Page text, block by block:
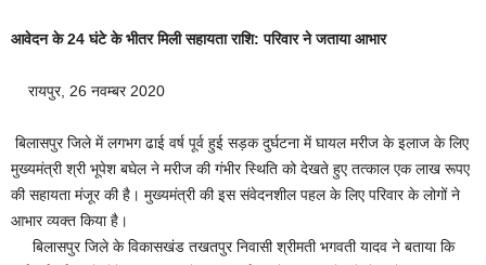
आवेदन के 24 घंटे के भीतर मिली सहायता राशि: परिवार ने जताया आभार
रायपुर, 26 नवम्बर 2020
बिलासपुर जिले में लगभग ढाई वर्ष पूर्व हुई सड़क दुर्घटना में घायल मरीज के इलाज के लिए
मुख्यमंत्री श्री भूपेश बघेल ने मरीज की गंभीर स्थिति को देखते हुए तत्काल एक लाख रूपए
की सहायता मंजूर की है। मुख्यमंत्री की इस संवेदनशील पहल के लिए परिवार के लोगों ने
आभार व्यक्त किया है।
बिलासपुर जिले के विकासखंड तखतपुर निवासी श्रीमती भगवती यादव ने बताया कि